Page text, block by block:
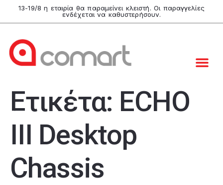
13-19/8 η εταιρία θα παραμείνει κλειστή. Οι παραγγελίες
ενδέχεται να καθυστερήσουν.
Ετικέτα: ECHO
III Desktop
Chassis